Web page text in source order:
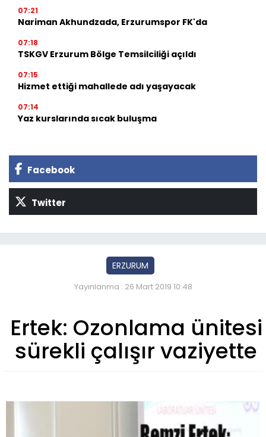
07:21
Nariman Akhundzada, Erzurumspor FK'da
07:18
TSKGV Erzurum Bölge Temsilciliği açıldı
07:15
Hizmet ettiği mahallede adı yaşayacak
07:14
Yaz kurslarında sıcak buluşma
Facebook
Twitter
ERZURUM
Yayınlanma : 26 Mart 2019 10:48
Ertek: Ozonlama ünitesi
sürekli çalışır vaziyette